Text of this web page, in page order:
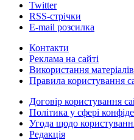
Twitter
RSS-стрічки
E-mail розсилка
Контакти
Реклама на сайті
Використання
Правила користування
Договір користування
Політика у сфері
Угода щодо
Редакція